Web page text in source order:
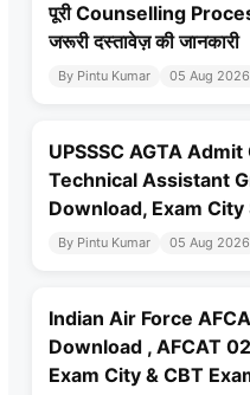
पूरी Counselling
जरूरी दस्तावेज़ की जानकारी
By Pintu Kumar 05 Aug 2026
UPSSSC AGTA
Technical Assistant
Download, Exam City
By Pintu Kumar 05 Aug 2026
Indian Air Force
Download , AFCAT
Exam City & CBT